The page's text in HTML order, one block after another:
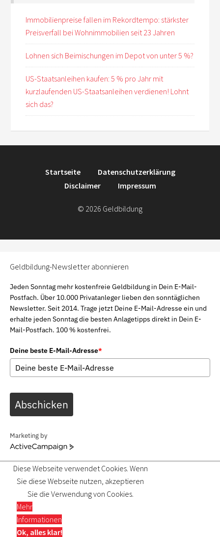
Immobilienpreise fallen im Rekordtempo: stärkster
Preisverfall bei Wohnimmobilien seit 23 Jahren
Lohnen sich Beimischungen im Depot von unter 5 %?
US-Staatsanleihen kaufen: 5 % pro Jahr mit
kurzlaufenden US-Staatsanleihen verdienen! Lohnt
sich das?
Startseite
Datenschutzerklärung
Disclaimer
Impressum
© 2026 Geldbildung
Geldbildung-Newsletter abonnieren
Jeden Sonntag mehr kostenfreie Geldbildung in Dein E-Mail-
Postfach. Über 10.000 Privatanleger lieben den sonntäglichen
Newsletter. Seit 2014. Trage jetzt Deine E-Mail-Adresse ein und
erhalte jeden Sonntag die besten Anlagetipps direkt in Dein E-
Mail-Postfach. 100 % kostenfrei.
Deine beste E-Mail-Adresse*
Abschicken
Marketing by
ActiveCampaign
Diese Webseite verwendet Cookies. Wenn
Sie diese Webseite nutzen, akzeptieren
Sie die Verwendung von Cookies.
Mehr
Informationen
Ok, alles klar!